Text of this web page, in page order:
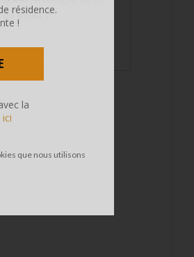
whisky!
résidence.
!
que nous utilisons
la
ici